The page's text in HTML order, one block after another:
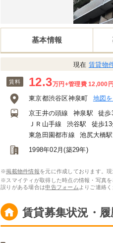
基本情報
現在 賃貸物
賃料 12.3万円 +管理費 12,000円
東京都渋谷区神泉町
地図
京王井の頭線
神泉駅
徒歩
ＪＲ山手線
渋谷駅
徒歩
東急田園都市線
池尻大橋駅
1998年02月(築29年)
※掲載物件情報を元に作成しております。
※スマイティが取得した時点の情報・写真
誤りがある場合は申告フォーム よりご連絡く
賃貸募集状況・履